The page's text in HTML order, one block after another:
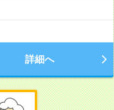
詳細へ